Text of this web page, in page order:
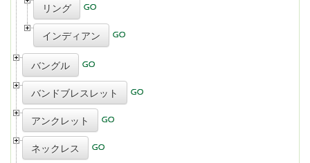
リング
インディアン
バングル
バンドブレスレット
アンクレット
ネックレス